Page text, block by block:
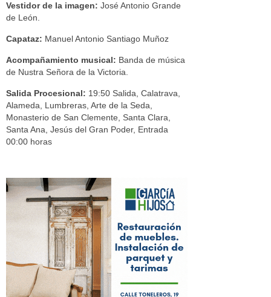
Vestidor de la imagen: José Antonio Grande
de León.
Capataz: Manuel Antonio Santiago Muñoz
Acompañamiento musical: Banda de música
de Nustra Señora de la Victoria.
Salida Procesional: 19:50 Salida, Calatrava,
Alameda, Lumbreras, Arte de la Seda,
Monasterio de San Clemente, Santa Clara,
Santa Ana, Jesús del Gran Poder, Entrada
00:00 horas